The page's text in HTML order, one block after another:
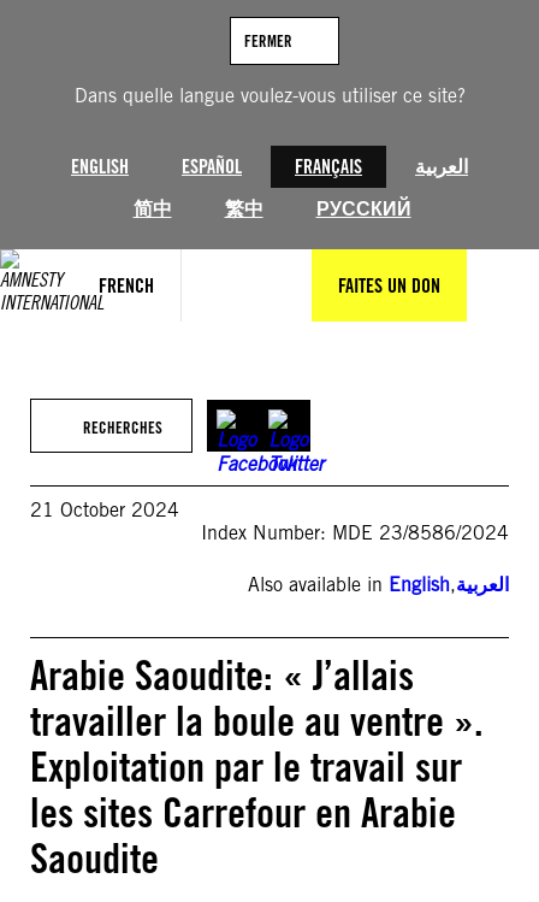
Dans quelle langue voulez-vous utiliser ce site?
ENGLISH ESPAÑOL FRANÇAIS
العربية
简中
繁中 РУССКИЙ
FERMER
FRENCH FAITES UN DON
RECHERCHES
21 October 2024
Index Number: MDE 23/8586/2024
Also available in English,العربية
Arabie Saoudite: « J’allais
travailler la boule au ventre ».
Exploitation par le travail sur
les sites Carrefour en Arabie
Saoudite